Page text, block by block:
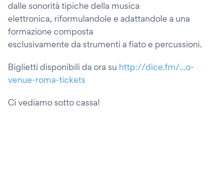
dalle sonorità tipiche della musica
elettronica, riformulandole e adattandole a una
formazione composta
esclusivamente da strumenti a fiato e percussioni.
Biglietti disponibili da ora su http://dice.fm/...o-
venue-roma-tickets
Ci vediamo sotto cassa!